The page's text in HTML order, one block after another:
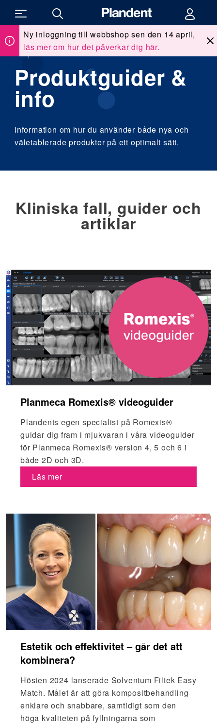
Ny inloggning till webbshop sen den 14 april,
läs mer om hur det påverkar dig här.
är Kunskap & utbildning / Produktguider & info
Produktguider &
info
Information om hur du använder både nya och
väletablerade produkter på ett optimalt sätt.
Kliniska fall, guider och
artiklar
Planmeca Romexis® videoguider
Plandents egen specialist på Romexis®
guidar dig fram i mjukvaran i våra videoguider
för Planmeca Romexis® version 4, 5 och 6 i
både 2D och 3D.
Läs mer
Estetik och effektivitet – går det att
kombinera?
Hösten 2024 lanserade Solventum Filtek Easy
Match. Målet är att göra kompositbehandling
enklare och snabbare, samtidigt som den
höga kvaliteten på fyllningarna som